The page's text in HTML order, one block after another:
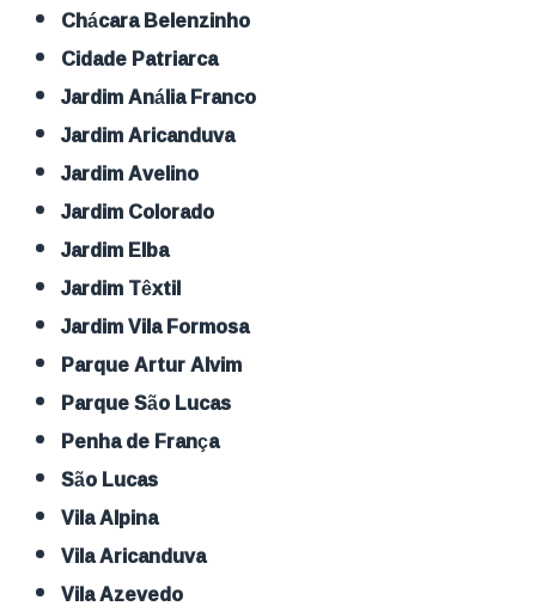
Chácara Belenzinho
Cidade Patriarca
Jardim Anália Franco
Jardim Aricanduva
Jardim Avelino
Jardim Colorado
Jardim Elba
Jardim Têxtil
Jardim Vila Formosa
Parque Artur Alvim
Parque São Lucas
Penha de França
São Lucas
Vila Alpina
Vila Aricanduva
Vila Azevedo